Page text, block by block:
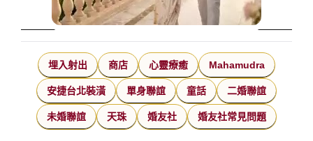
埋入射出 商店 心靈療癒 Mahamudra
安捷台北裝潢 單身聯誼 童話 二婚聯誼
未婚聯誼 天珠 婚友社 婚友社常見問題